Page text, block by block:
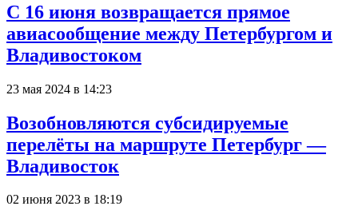
С 16 июня возвращается прямое
авиасообщение между Петербургом и
Владивостоком
23 мая 2024 в 14:23
Возобновляются субсидируемые
перелёты на маршруте Петербург —
Владивосток
02 июня 2023 в 18:19